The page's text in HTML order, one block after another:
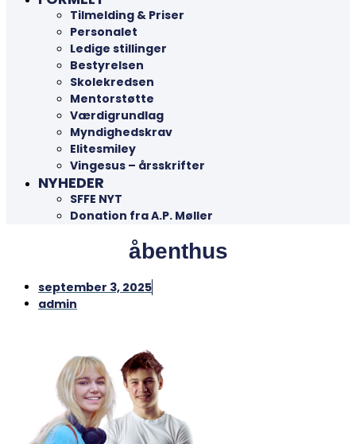
Tilmelding & Priser
Personalet
Ledige stillinger
Bestyrelsen
Skolekredsen
Mentorstøtte
Værdigrundlag
Myndighedskrav
Elitesmiley
Vingesus – årsskrifter
NYHEDER
SFFE NYT
Donation fra A.P. Møller
åbenthus
september 3, 2025
admin